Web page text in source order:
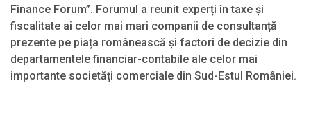
Finance Forum”. Forumul a reunit experți în taxe și
fiscalitate ai celor mai mari companii de consultanță
prezente pe piața românească și factori de decizie din
departamentele financiar-contabile ale celor mai
importante societăți comerciale din Sud-Estul României.